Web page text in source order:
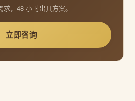
求，48 小时出具方案。
立即咨询